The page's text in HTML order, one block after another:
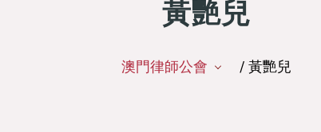
黃艷兒
澳門律師公會 / 黃艷兒